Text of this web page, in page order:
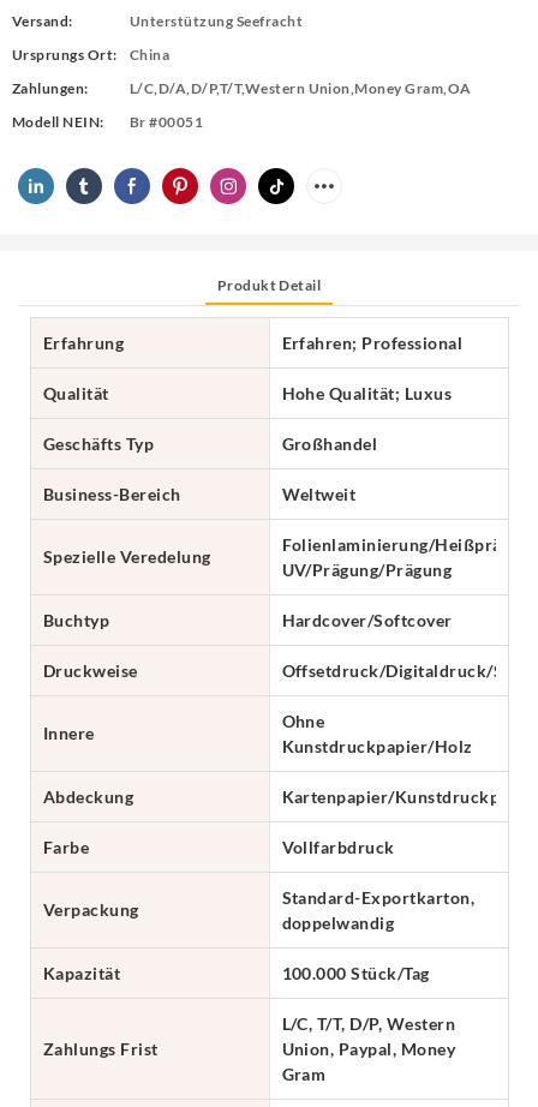
Versand:
Unterstützung Seefracht
Ursprungs Ort:
China
Zahlungen:
L/C,D/A,D/P,T/T,Western Union,Money Gram,OA
Modell NEIN:
Br #00051
Produkt Detail
Erfahrung Erfahren; Professional
Qualität Hohe Qualität; Luxus
Geschäfts Typ Großhandel
Business-Bereich Weltweit
Spezielle Veredelung
Folienlaminierung/
UV/Prägung/Prägung
Buchtyp Hardcover/Softcover
Druckweise Offsetdruck/Digitaldruck/
Innere
Ohne
Kunstdruckpapier/Holz
Abdeckung Kartenpapier/
Farbe Vollfarbdruck
Verpackung
Standard-Exportkarton,
doppelwandig
Kapazität 100.000 Stück/Tag
Zahlungs Frist
L/C, T/T, D/P, Western
Union, Paypal, Money
Gram